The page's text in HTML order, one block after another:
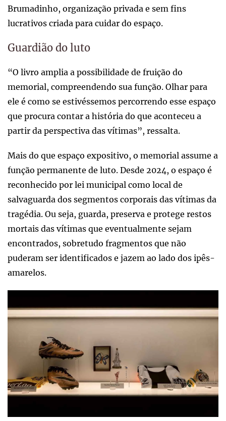
Brumadinho, organização privada e sem fins
lucrativos criada para cuidar do espaço.
Guardião do luto
“O livro amplia a possibilidade de fruição do
memorial, compreendendo sua função. Olhar para
ele é como se estivéssemos percorrendo esse espaço
que procura contar a história do que aconteceu a
partir da perspectiva das vítimas”, ressalta.
Mais do que espaço expositivo, o memorial assume a
função permanente de luto. Desde 2024, o espaço é
reconhecido por lei municipal como local de
salvaguarda dos segmentos corporais das vítimas da
tragédia. Ou seja, guarda, preserva e protege restos
mortais das vítimas que eventualmente sejam
encontrados, sobretudo fragmentos que não
puderam ser identificados e jazem ao lado dos ipês-
amarelos.